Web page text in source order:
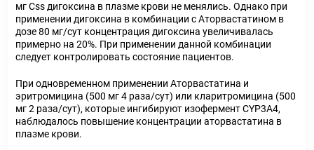
мг Css дигоксина в плазме крови не менялись. Однако при
применении дигоксина в комбинации с Аторвастатином в
дозе 80 мг/сут концентрация дигоксина увеличивалась
примерно на 20%. При применении данной комбинации
следует контролировать состояние пациентов.
При одновременном применении Аторвастатина и
эритромицина (500 мг 4 раза/сут) или кларитромицина (500
мг 2 раза/сут), которые ингибируют изофермент CYP3А4,
наблюдалось повышение концентрации аторвастатина в
плазме крови.